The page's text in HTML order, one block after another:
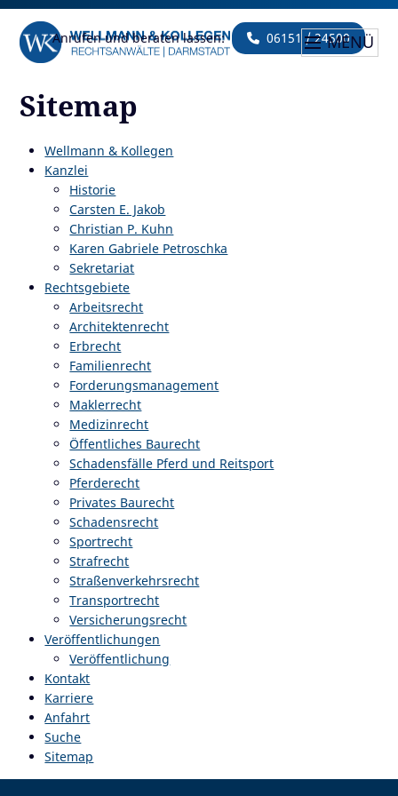
Anrufen und beraten lassen: 06151 / 24500MENÜ
Sitemap
Wellmann & Kollegen
Kanzlei
Historie
Carsten E. Jakob
Christian P. Kuhn
Karen Gabriele Petroschka
Sekretariat
Rechtsgebiete
Arbeitsrecht
Architektenrecht
Erbrecht
Familienrecht
Forderungsmanagement
Maklerrecht
Medizinrecht
Öffentliches Baurecht
Schadensfälle Pferd und Reitsport
Pferderecht
Privates Baurecht
Schadensrecht
Sportrecht
Strafrecht
Straßenverkehrsrecht
Transportrecht
Versicherungsrecht
Veröffentlichungen
Veröffentlichung
Kontakt
Karriere
Anfahrt
Suche
Sitemap